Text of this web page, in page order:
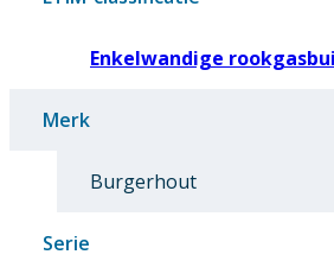
Enkelwandige
Merk
Burgerhout
Serie